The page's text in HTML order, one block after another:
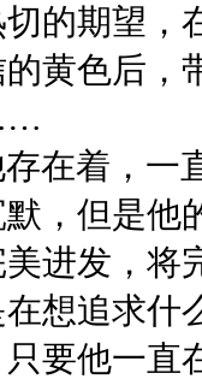
的期望，
黄色后，
在着，一
，但是他
进发，将
想追求什
要他一直